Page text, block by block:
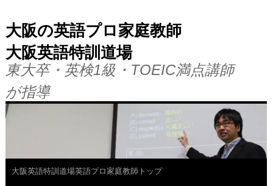
大阪の英語プロ家庭教師
大阪英語特訓道場
東大卒・英検1級・TOEIC満点講師
が指導
コ
大阪英語特訓道場英語プロ家庭教師トップ